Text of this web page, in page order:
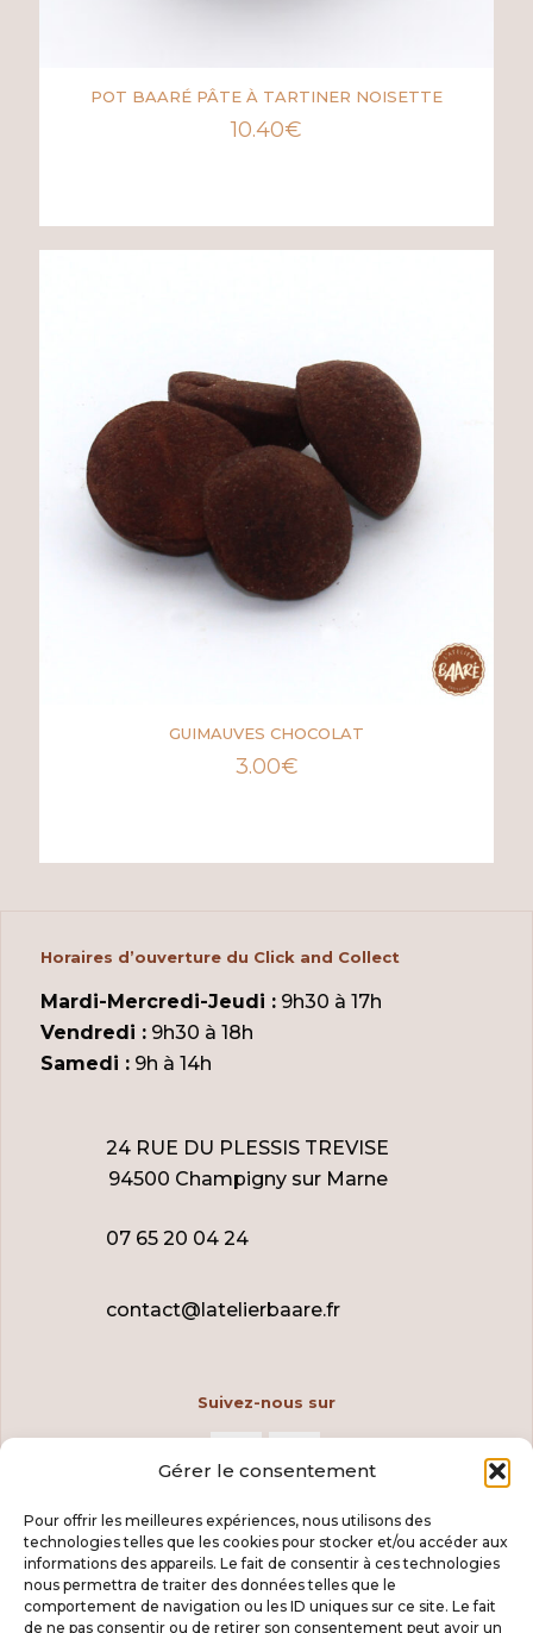
Gérer le consentement
Pour offrir les meilleures expériences, nous utilisons des
technologies telles que les cookies pour stocker et/ou accéder aux
informations des appareils. Le fait de consentir à ces technologies
nous permettra de traiter des données telles que le
comportement de navigation ou les ID uniques sur ce site. Le fait
de ne pas consentir ou de retirer son consentement peut avoir un
POT BAARÉ PÂTE À TARTINER NOISETTE
10.40€
GUIMAUVES CHOCOLAT
3.00€
Horaires d’ouverture du Click and Collect
Mardi-Mercredi-Jeudi : 9h30 à 17h
Vendredi : 9h30 à 18h
Samedi : 9h à 14h
24 RUE DU PLESSIS TREVISE
94500 Champigny sur Marne
07 65 20 04 24
contact@latelierbaare.fr
Suivez-nous sur